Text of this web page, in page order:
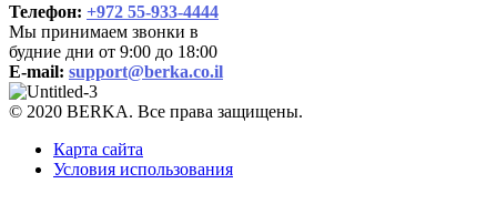
Телефон: +972 55-933-4444
Мы принимаем звонки в
будние дни от 9:00 до 18:00
E-mail: support@berka.co.il
© 2020 BERKA. Все права защищены.
Карта сайта
Условия использования